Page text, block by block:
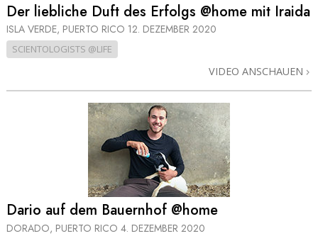
Der liebliche Duft des Erfolgs @home mit Iraida
ISLA VERDE, PUERTO RICO 12. DEZEMBER 2020
SCIENTOLOGISTS @LIFE
VIDEO ANSCHAUEN
Dario auf dem Bauernhof @home
DORADO, PUERTO RICO 4. DEZEMBER 2020